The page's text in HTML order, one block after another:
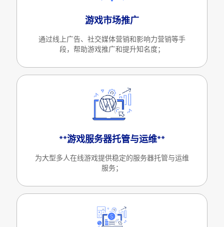
游戏市场推广
通过线上广告、社交媒体营销和影响力营销等手
段，帮助游戏推广和提升知名度；
**游戏服务器托管与运维**
为大型多人在线游戏提供稳定的服务器托管与运维
服务；